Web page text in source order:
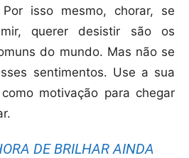
isso mesmo, chorar, se
querer desistir são os
do mundo. Mas não se
sentimentos. Use a sua
motivação para chegar
DE BRILHAR AINDA